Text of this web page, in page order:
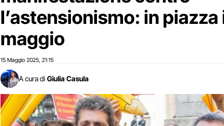
l’astensionismo: in piazza
maggio
15 Maggio 2025 21:15
A cura di Giulia Casula